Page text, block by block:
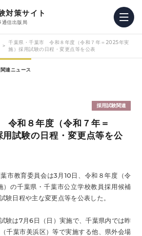
対策サイト
通信出版局
千葉県・千葉市 令和８年度（令和７年＝2025年実
施）採用試験の日程・変更点等を公表
連ニュース
採用試験関連
令和８年度（令和７年＝
試験の日程・変更点等を公
市教育委員会は3月10日、令和８年度（令
）の千葉県・千葉市公立学校教員採用候補
験日程や主な変更点等を公表した。
験は7月6日（日）実施で、千葉県内では昨
千葉市美浜区）等で実施する他、県外会場